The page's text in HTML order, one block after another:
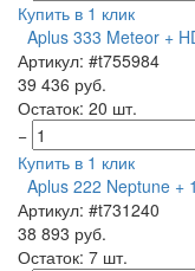
Купить в 1 клик
Aplus 333 Meteor +
Артикул: #t755984
39 436 руб.
Остаток: 20 шт.
−
Купить в 1 клик
Aplus 222 Neptune +
Артикул: #t731240
38 893 руб.
Остаток: 7 шт.